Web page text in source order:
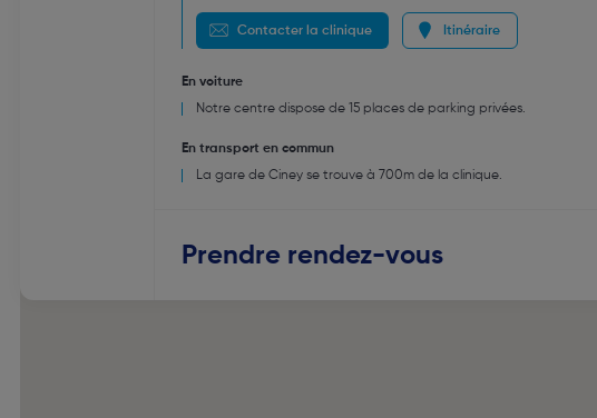
Contacter la clinique Itinéraire
En voiture
Notre centre dispose de 15 places de parking privées.
En transport en commun
La gare de Ciney se trouve à 700m de la clinique.
Prendre rendez-vous